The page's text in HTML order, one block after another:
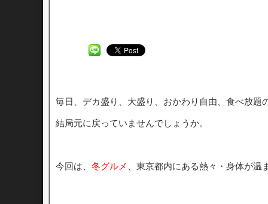
毎日、デカ盛り、大盛り、おかわり自由、食べ放題
結局元に戻っていませんでしょうか。
今回は、 冬グルメ 、東京都内にある熱々・身体が